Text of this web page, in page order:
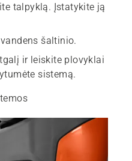
talpyklą. Įstatykite ją
šaltinio.
ir leiskite plovyklai
sistemą.